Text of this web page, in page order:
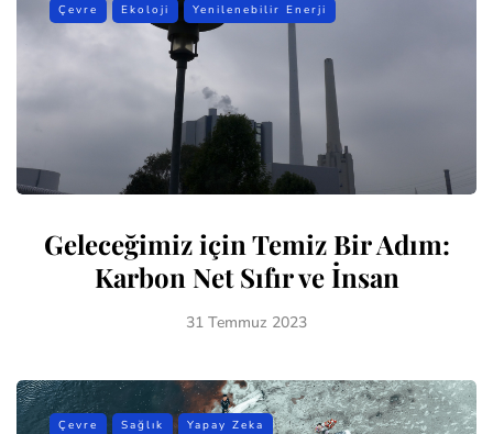
Çevre Ekoloji Yenilenebilir Enerji
Geleceğimiz için Temiz Bir Adım:
Karbon Net Sıfır ve İnsan
31 Temmuz 2023
Çevre Sağlık Yapay Zeka